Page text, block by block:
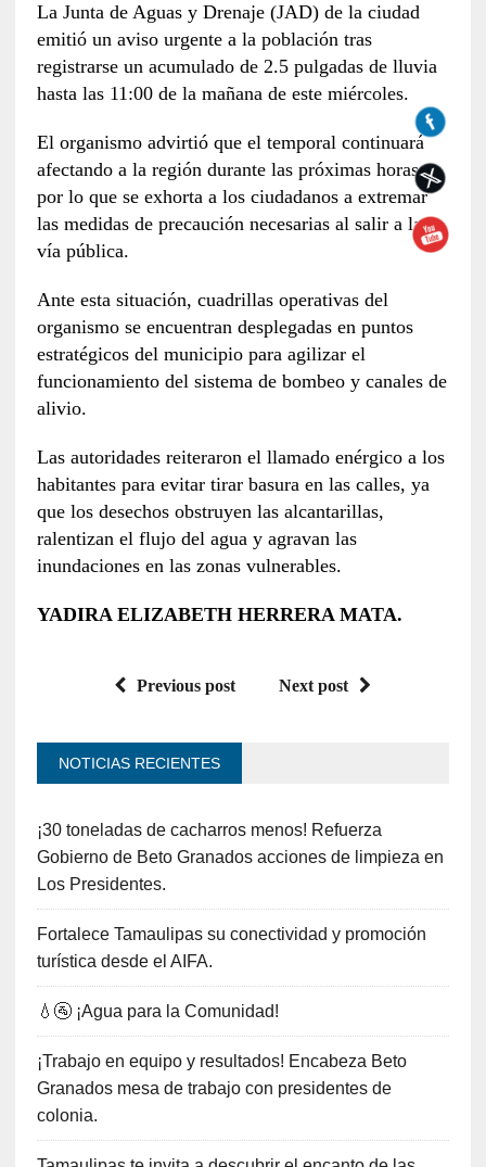
La Junta de Aguas y Drenaje (JAD) de la ciudad
emitió un aviso urgente a la población tras
registrarse un acumulado de 2.5 pulgadas de lluvia
hasta las 11:00 de la mañana de este miércoles.
El organismo advirtió que el temporal continuará
afectando a la región durante las próximas horas,
por lo que se exhorta a los ciudadanos a extremar
las medidas de precaución necesarias al salir a la
vía pública.
Ante esta situación, cuadrillas operativas del
organismo se encuentran desplegadas en puntos
estratégicos del municipio para agilizar el
funcionamiento del sistema de bombeo y canales de
alivio.
Las autoridades reiteraron el llamado enérgico a los
habitantes para evitar tirar basura en las calles, ya
que los desechos obstruyen las alcantarillas,
ralentizan el flujo del agua y agravan las
inundaciones en las zonas vulnerables.
YADIRA ELIZABETH HERRERA MATA.
Previous post Next post
NOTICIAS RECIENTES
¡30 toneladas de cacharros menos! Refuerza
Gobierno de Beto Granados acciones de limpieza en
Los Presidentes.
Fortalece Tamaulipas su conectividad y promoción
turística desde el AIFA.
💧🚰 ¡Agua para la Comunidad!
¡Trabajo en equipo y resultados! Encabeza Beto
Granados mesa de trabajo con presidentes de
colonia.